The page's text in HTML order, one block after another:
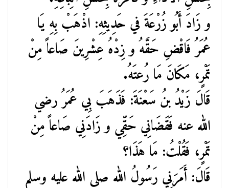
و زَادَ أَبُو زُرْعَةَ في حَدِيثِهِ: اذْهَبْ بِهِ يَا
عُمَرُ فَاقْضِ حَقَّهُ و زِدْهُ عِشْرِينَ صَاعاً مِنْ
تَمْرٍ، مَكَانَ مَا رُعتَهُ.
قَالَ زَيْدُ بنُ سَعْنَةَ: فَذَهَبَ بِي عُمَرُ رضي
الله عنه فَقَضَانِي حَقِّي و زَادَنِي صَاعاً مِنْ
تَمْرٍ، فَقُلْتُ: مَا هَذَا؟
قَالَ: أَمَرَنِي رَسُولُ الله صلى الله عليه وسلم